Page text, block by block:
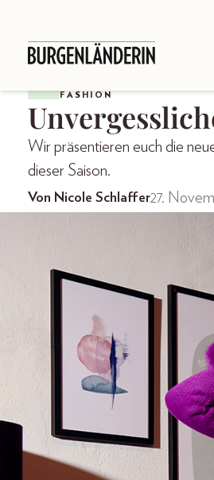
FASHION
Wir präsentieren euch die
dieser Saison.
Von Nicole Schlaffer27.